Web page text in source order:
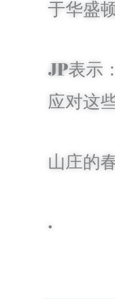
于华盛
JP表示
应对这
山庄的
.